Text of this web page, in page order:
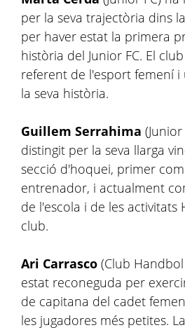
per la seva trajectòria dins
per haver estat la primera
història del Junior FC. El
referent de l'esport femení i
la seva història.
Guillem Serrahima
distingit per la seva llarga
secció d'hoquei, primer
entrenador, i actualment
de l'escola i de les activitats
club.
Ari Carrasco (Club
estat reconeguda per
de capitana del cadet
les jugadores més petites.